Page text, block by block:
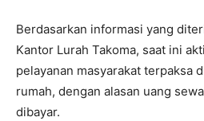
Berdasarkan informasi yang
Kantor Lurah Takoma, saat ini
pelayanan masyarakat terpaksa
rumah, dengan alasan uang
dibayar.